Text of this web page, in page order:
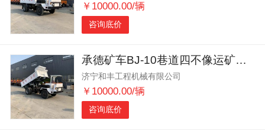
￥10000.00/辆
咨询底价
承德矿车BJ-10巷道四不像运矿出渣车大马力
济宁和丰工程机械有限公司
￥10000.00/辆
咨询底价